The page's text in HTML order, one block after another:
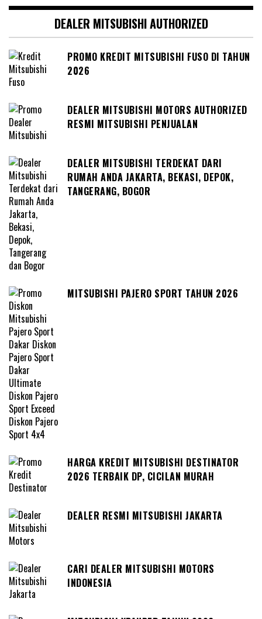
DEALER MITSUBISHI AUTHORIZED
PROMO KREDIT MITSUBISHI FUSO DI TAHUN
2026
DEALER MITSUBISHI MOTORS AUTHORIZED
RESMI MITSUBISHI PENJUALAN
DEALER MITSUBISHI TERDEKAT DARI
RUMAH ANDA JAKARTA, BEKASI, DEPOK,
TANGERANG, BOGOR
MITSUBISHI PAJERO SPORT TAHUN 2026
HARGA KREDIT MITSUBISHI DESTINATOR
2026 TERBAIK DP, CICILAN MURAH
DEALER RESMI MITSUBISHI JAKARTA
CARI DEALER MITSUBISHI MOTORS
INDONESIA